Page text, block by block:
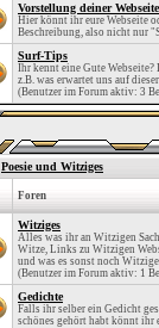
Vorstellung deiner
Hier könnt ihr eure Webseite
Beschreibung, also nicht nur
Surf-Tips
Ihr kennt eine Gute
z.B. was erwartet uns auf
(Benutzer im Forum aktiv: 3
Poesie und Witziges
Foren
Witziges
Alles was ihr an Witzigen
Witze, Links zu Witzigen
und was es sonst noch
(Benutzer im Forum aktiv: 1
Gedichte
Falls ihr selber ein Gedicht
schönes gehört habt könnt ihr